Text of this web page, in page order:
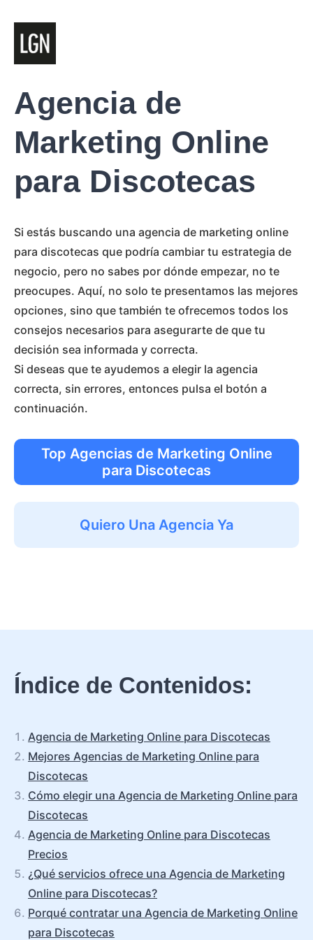
Agencia de
Marketing Online
para Discotecas
Si estás buscando una agencia de marketing online
para discotecas que podría cambiar tu estrategia de
negocio, pero no sabes por dónde empezar, no te
preocupes. Aquí, no solo te presentamos las mejores
opciones, sino que también te ofrecemos todos los
consejos necesarios para asegurarte de que tu
decisión sea informada y correcta.
Si deseas que te ayudemos a elegir la agencia
correcta, sin errores, entonces pulsa el botón a
continuación.
Top Agencias de Marketing Online
para Discotecas
Quiero Una Agencia Ya
Índice de Contenidos:
Agencia de Marketing Online para Discotecas
Mejores Agencias de Marketing Online para
Discotecas
Cómo elegir una Agencia de Marketing Online para
Discotecas
Agencia de Marketing Online para Discotecas
Precios
¿Qué servicios ofrece una Agencia de Marketing
Online para Discotecas?
Porqué contratar una Agencia de Marketing Online
para Discotecas